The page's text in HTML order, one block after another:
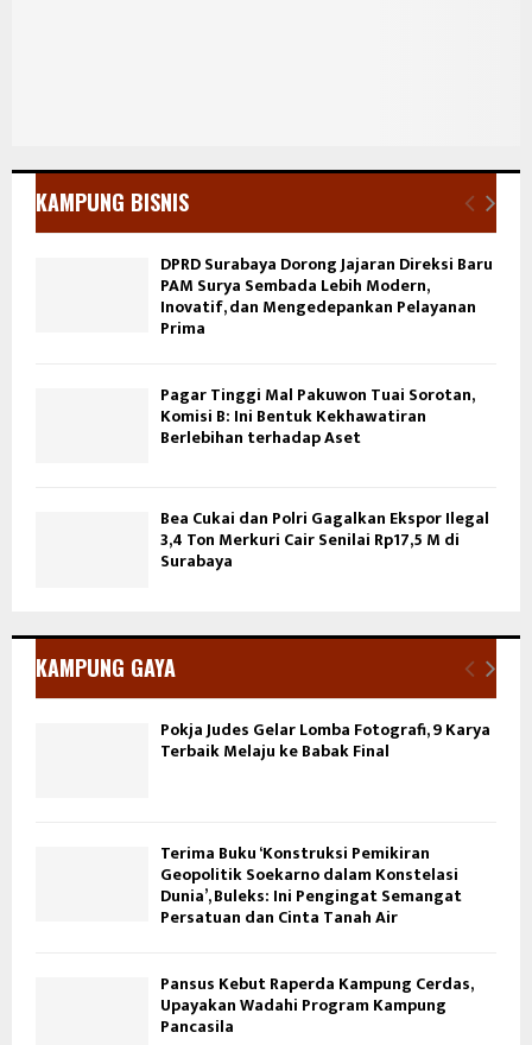
KAMPUNG BISNIS
DPRD Surabaya Dorong Jajaran Direksi Baru
PAM Surya Sembada Lebih Modern,
Inovatif, dan Mengedepankan Pelayanan
Prima
Pagar Tinggi Mal Pakuwon Tuai Sorotan,
Komisi B: Ini Bentuk Kekhawatiran
Berlebihan terhadap Aset
Bea Cukai dan Polri Gagalkan Ekspor Ilegal
3,4 Ton Merkuri Cair Senilai Rp17,5 M di
Surabaya
KAMPUNG GAYA
Pokja Judes Gelar Lomba Fotografi, 9 Karya
Terbaik Melaju ke Babak Final
Terima Buku ‘Konstruksi Pemikiran
Geopolitik Soekarno dalam Konstelasi
Dunia’, Buleks: Ini Pengingat Semangat
Persatuan dan Cinta Tanah Air
Pansus Kebut Raperda Kampung Cerdas,
Upayakan Wadahi Program Kampung
Pancasila